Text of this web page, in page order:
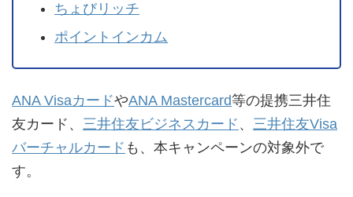
ちょびリッチ
ポイントインカム
ANA VisaカードやANA Mastercard等の提携三井住
友カード、 三井住友ビジネスカード 、 三井住友Visa
バーチャルカード も、本キャンペーンの対象外で
す。